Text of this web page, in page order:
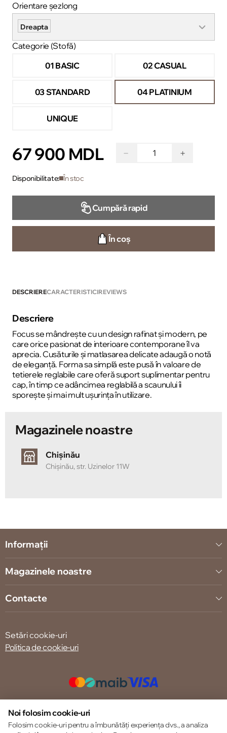
Orientare șezlong
Dreapta
Categorie (Stofă)
01 BASIC
02 CASUAL
03 STANDARD 04 PLATINIUM
UNIQUE
67 900 MDL − +
Disponibilitate: În stoc
Cumpără rapid
În coș
DESCRIERECARACTERISTICIREVIEWS
Descriere
Focus se mândrește cu un design rafinat și modern, pe
care orice pasionat de interioare contemporane îl va
aprecia. Cusăturile și matlasarea delicate adaugă o notă
de eleganță. Forma sa simplă este pusă în valoare de
tetierele reglabile care oferă suport suplimentar pentru
cap, în timp ce adâncimea reglabilă a scaunului îi
sporește și mai mult ușurința în utilizare.
Magazinele noastre
Chișinău
Chișinău, str. Uzinelor 11W
Informații
Magazinele noastre
Contacte
Setări cookie-uri
Politica de cookie-uri
© 2013 – 2026 ECOM
Noi folosim cookie-uri
Folosim cookie-uri pentru a îmbunătăți experiența dvs., a analiza